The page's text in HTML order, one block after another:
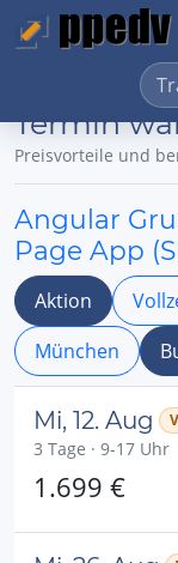
Termin
Preisvorteile und
Angular
Page App
Aktion
München
Mi, 12. Aug
3 Tage · 9-17 Uhr
1.699 €